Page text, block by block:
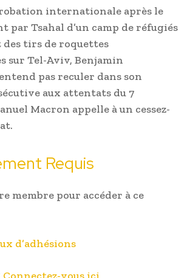
internationale après le
par Tsahal d’un camp de réfugiés
tirs de roquettes
sur Tel-Aviv, Benjamin
pas reculer dans son
aux attentats du 7
Macron appelle à un cessez-
Requis
membre pour accéder à ce
d’adhésions